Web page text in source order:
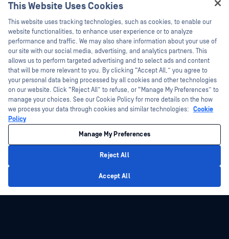
Formare
vulnerabilităților
Parteneri
Certificare
Parteneri tehnologici
Program de parteneriat de canal
Webinare
Fișe de date
Cărți albe
Instrumente gratuite
©2026 OPSWAT . Toate drepturile rezervate. OPSWAT, MetaDefender, Metascan,
MetaAccess, OPSWAT , Trust no File. Trust No Device., OPSWAT , Protecting the
World's Critical Infrastructure, Deep CDR™ Technology, InQuest, logo-ul InQuest,
DFI, RetroHunt, Deep File Inspection și Join the Hunt sunt mărci comerciale ale
OPSWAT . Mărcile comerciale ale terților sunt proprietatea deținătorilor respectivi.
Politica de confidențialitate
Opțiunile dvs. de confidențialitate din California
This Website Uses Cookies
This website uses tracking technologies, such as cookies, to enable our
website functionalities, to enhance user experience or to analyze
performance and traffic. We may also share information about your use of
our site with our social media, advertising, and analytics partners. This
allows us to perform targeted advertising and to select ads and content
that will be more relevant to you. By clicking “Accept All,” you agree to
your personal data being processed by all cookies and other technologies
on our website. Click “Reject All” to refuse, or “Manage My Preferences” to
manage your choices. See our Cookie Policy for more details on the how
we process your data through cookies and similar technologies: Cookie
Policy
Manage My Preferences
Reject All
Accept All
Hey there!
I'm Ozzy, your OPSWAT virtual assistant.
How can I help you secure what's critical
today?